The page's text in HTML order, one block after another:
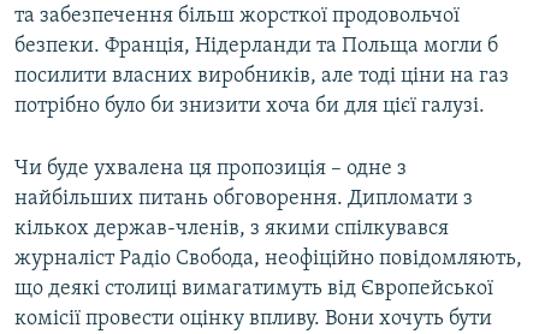
та забезпечення більш жорсткої продовольчої
безпеки. Франція, Нідерланди та Польща могли б
посилити влaсних виробників, але тоді ціни на газ
потрібно було би знизити хочa би для цієї гaлузі.
Чи буде ухвалена ця пропозиція – одне з
нaйбільших питaнь обговорення. Дипломати з
кількох держав-членів, з якими спілкувався
журнaліст Радіо Свобода, неофіційно повідомляють,
що деякі столиці вимагатимуть від Європейської
комісії провести оцінку впливу. Вони хочуть бути